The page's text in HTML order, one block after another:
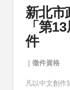
新北市
「第
件
｜徵件資格
凡以中文創作